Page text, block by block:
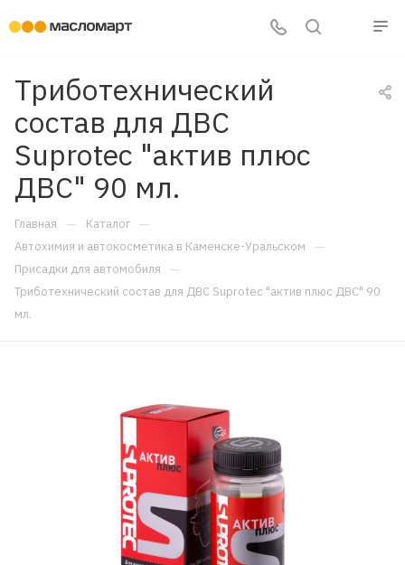
Триботехнический
состав для ДВС
Suprotec "актив плюс
ДВС" 90 мл.
Главная — Каталог —
Автохимия и автокосметика в Каменске-Уральском —
Присадки для автомобиля —
Триботехнический состав для ДВС Suprotec "актив плюс ДВС" 90
мл.